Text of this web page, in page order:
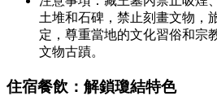
土堆和石碑，禁止刻畫文物，
定，尊重當地的文化習俗和宗
文物古蹟。
住宿餐飲：解鎖瓊結特色